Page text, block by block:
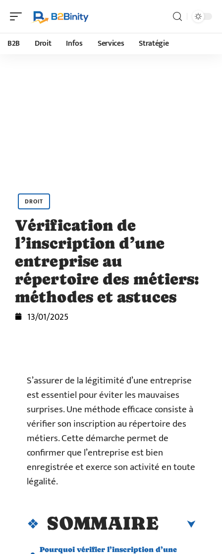
B2B Droit Infos Services Stratégie
DROIT
Vérification de
l’inscription d’une
entreprise au
répertoire des métiers:
méthodes et astuces
13/01/2025
S’assurer de la légitimité d’une entreprise
est essentiel pour éviter les mauvaises
surprises. Une méthode efficace consiste à
vérifier son inscription au répertoire des
métiers. Cette démarche permet de
confirmer que l’entreprise est bien
enregistrée et exerce son activité en toute
légalité.
SOMMAIRE
Pourquoi vérifier l’inscription d’une